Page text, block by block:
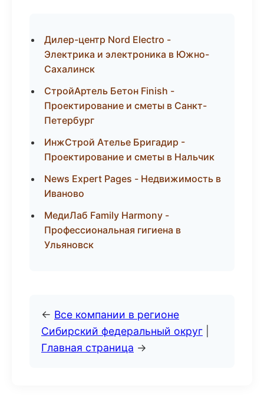
Дилер-центр Nord Electro -
Электрика и электроника в Южно-
Сахалинск
СтройАртель Бетон Finish -
Проектирование и сметы в Санкт-
Петербург
ИнжСтрой Ателье Бригадир -
Проектирование и сметы в Нальчик
News Expert Pages - Недвижимость в
Иваново
МедиЛаб Family Harmony -
Профессиональная гигиена в
Ульяновск
← Все компании в регионе
Сибирский федеральный округ
Главная страница →